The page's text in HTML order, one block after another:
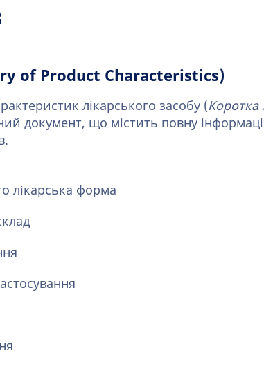
of Product Characteristics)
лікарського засобу (Коротка
документ, що містить повну
лікарська форма